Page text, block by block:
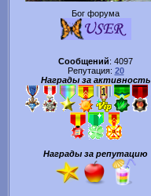
Бог форума
Сообщений: 4097
Репутация: 20
Награды за активность
Награды за репутацию